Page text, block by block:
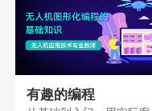
有趣的编程